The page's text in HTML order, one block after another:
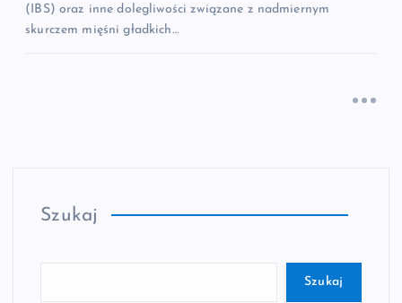
(IBS) oraz inne dolegliwości związane z nadmiernym
skurczem mięśni gładkich…
Szukaj
Szukaj